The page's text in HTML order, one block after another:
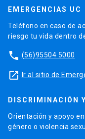
EMERGENCIAS UC
Teléfono en caso de
riesgo tu vida dentro
phone (56)95504 5000
launch Ir al sitio de
DISCRIMINACIÓN
Orientación y apoyo
género o violencia